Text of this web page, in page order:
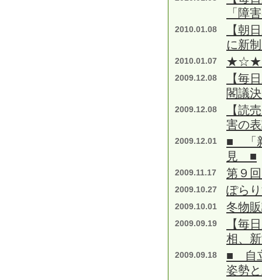
「障
2010.01.08
【朝
に新
2010.01.07 ★☆★
2009.12.08
【毎
閣議
2009.12.08
【読
害の
2009.12.01
■ 「
見 ■
2009.11.17 第９
2009.10.27 ぽら
2009.10.01 冬物
2009.09.19
【毎
相、
2009.09.18
■ 自
姿勢